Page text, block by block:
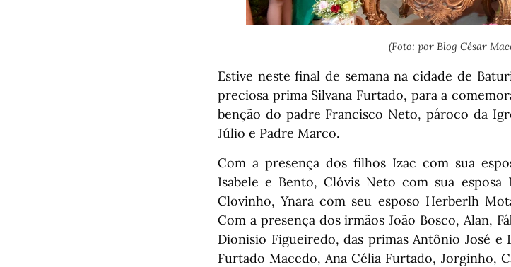
(Foto: por Blog César
Estive neste final de semana na cidade de
preciosa prima Silvana Furtado, para a
benção do padre Francisco Neto, pároco da
Júlio e Padre Marco.
Com a presença dos filhos Izac com sua
Isabele e Bento, Clóvis Neto com sua
Clovinho, Ynara com seu esposo Herberlh
Com a presença dos irmãos João Bosco, Alan,
Dionisio Figueiredo, das primas Antônio José e
Furtado Macedo, Ana Célia Furtado, Jorginho,